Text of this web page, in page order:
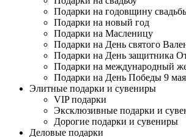
Подарки на годовщину
Подарки на новый год
Подарки на Масленицу
Подарки на День святого
Подарки на День защитника
Подарки на международный
Подарки на День Победы 9 мая
Элитные подарки и сувениры
VIP подарки
Эксклюзивные подарки и
Дорогие подарки и сувениры
Деловые подарки